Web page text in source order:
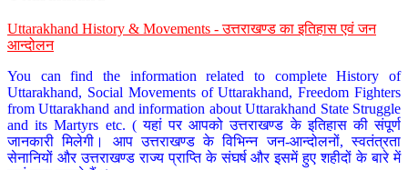
Uttarakhand History & Movements - उत्तराखण्ड का इतिहास एवं जन
आन्दोलन
You can find the information related to complete History of
Uttarakhand, Social Movements of Uttarakhand, Freedom Fighters
from Uttarakhand and information about Uttarakhand State Struggle
and its Martyrs etc. ( यहां पर आपको उत्तराखण्ड के इतिहास की संपूर्ण
जानकारी मिलेगी। आप उत्तराखण्ड के विभिन्न जन-आन्दोलनों, स्वतंत्रता
सेनानियों और उत्तराखण्ड राज्य प्राप्ति के संघर्ष और इसमें हुए शहीदों के बारे में